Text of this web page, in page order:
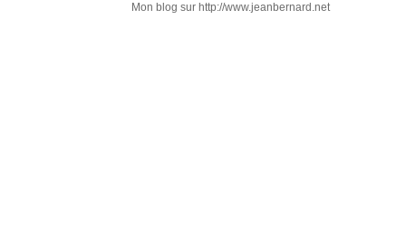
Mon blog sur http://www.jeanbernard.net